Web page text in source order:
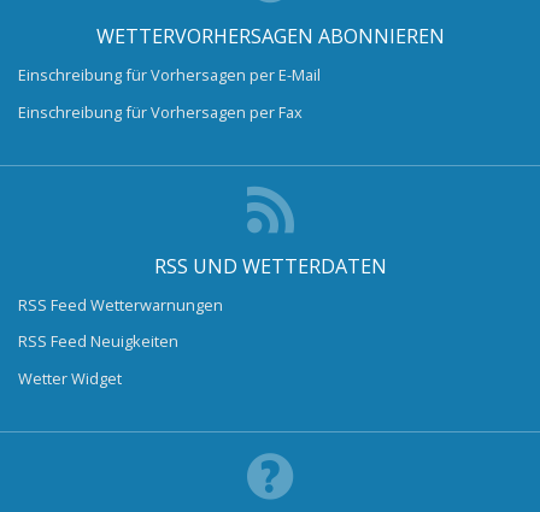
WETTERVORHERSAGEN ABONNIEREN
Einschreibung für Vorhersagen per E-Mail
Einschreibung für Vorhersagen per Fax
RSS UND WETTERDATEN
RSS Feed Wetterwarnungen
RSS Feed Neuigkeiten
Wetter Widget